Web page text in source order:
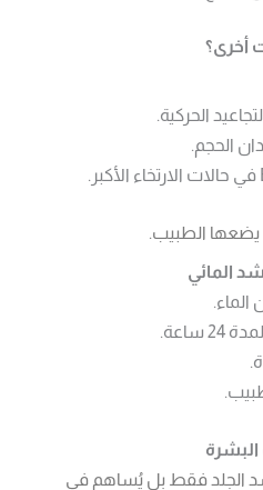
أخرى؟
الحركية.
الحجم.
يضعها الطبيب.
المائي
ساعة.
الجلد فقط بل يُساهم في